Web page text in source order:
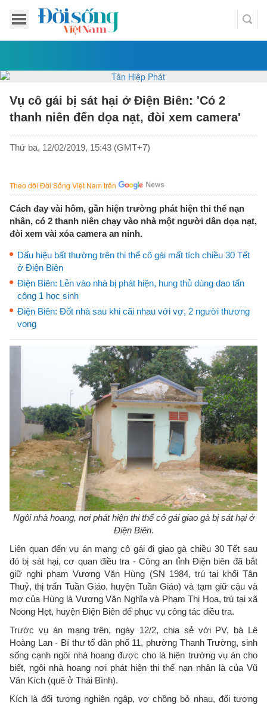
Vụ cô gái bị sát hại ở Điện Biên: 'Có 2
thanh niên đến dọa nạt, đòi xem camera'
Thứ ba, 12/02/2019, 15:43 (GMT+7)
Theo dõi Đời Sống Việt Nam trên
Cách đay vài hôm, gần hiện trường phát hiện thi thể nạn
nhân, có 2 thanh niên chạy vào nhà một người dân dọa nạt,
đòi xem vài xóa camera an ninh.
Dấu hiệu bất thường trên thi thể cô gái mất tích chiều 30 Tết
ở Điện Biên
Điện Biên: Lẻn vào nhà bị phát hiện, hung thủ dùng dao tấn
công 1 học sinh
Điện Biên: Đốt nhà sau khi cãi nhau với vợ, 2 người thương
vong
Ngôi nhà hoang, nơi phát hiện thi thể cô gái giao gà bị sát hại ở
Điện Biên.
Liên quan đến vụ án mạng cô gái đi giao gà chiều 30 Tết sau
đó bị sát hại, cơ quan điều tra - Công an tỉnh Điện biên đã bắt
giữ nghi phạm Vương Văn Hùng (SN 1984, trú tại khối Tân
Thuỷ, thị trấn Tuần Giáo, huyện Tuần Giáo) và tạm giữ cậu và
mợ của Hùng là Vương Văn Nghĩa và Phạm Thị Hoa, trú tại xã
Noong Hẹt, huyện Điện Biên để phục vụ công tác điều tra.
Trước vụ án mạng trên, ngày 12/2, chia sẻ với PV, bà Lê
Hoàng Lan - Bí thư tổ dân phố 11, phường Thanh Trường, sinh
sống cạnh ngôi nhà hoang được cho là hiện trường vụ án cho
biết, ngôi nhà hoang nơi phát hiện thi thể nạn nhân là của Vũ
Văn Kích (quê ở Thái Bình).
Kích là đối tượng nghiện ngập, vợ chồng bỏ nhau, đối tượng